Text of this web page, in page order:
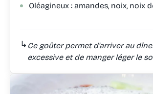
Oléagineux : amandes, noix, noix
↳ Ce goûter permet d'arriver au
excessive et de manger léger le